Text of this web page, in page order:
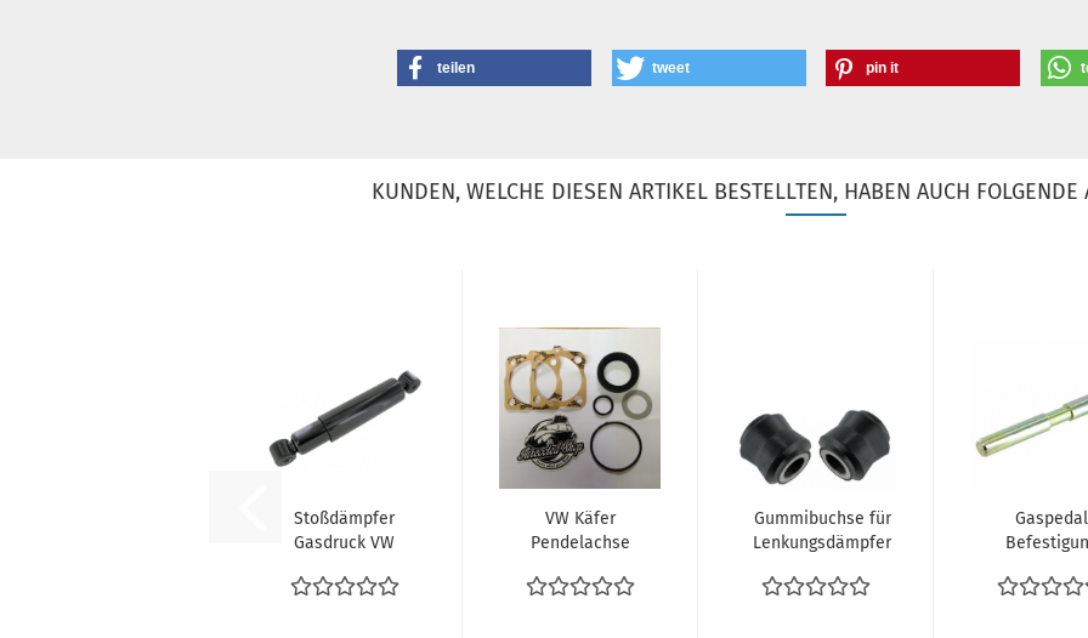
teilen tweet pin it
KUNDEN, WELCHE DIESEN ARTIKEL BESTELLTEN, HABEN AUCH FOLGENDE
Stoßdämpfer
Gasdruck VW
vorne und
VW Käfer
Pendelachse
Hinterachse
Gummibuchse für
Lenkungsdämpfer
T1...
Gaspedal
Pedal